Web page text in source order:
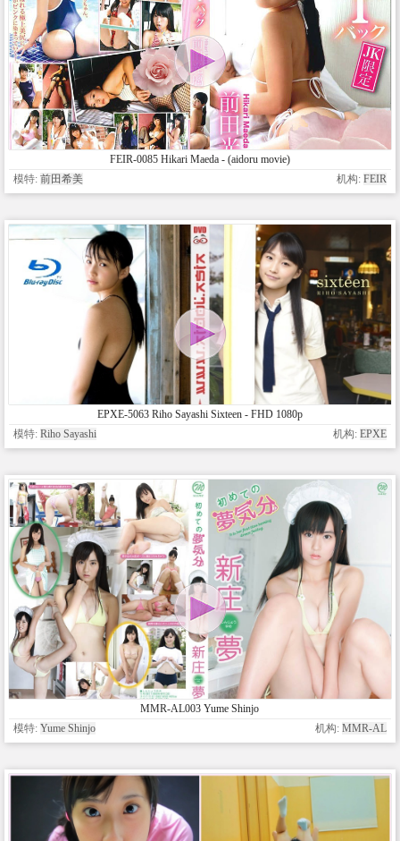
FEIR-0085 Hikari Maeda - (aidoru movie)
模特: 前田希美 机构: FEIR
EPXE-5063 Riho Sayashi Sixteen - FHD 1080p
模特: Riho Sayashi 机构: EPXE
MMR-AL003 Yume Shinjo
模特: Yume Shinjo 机构: MMR-AL